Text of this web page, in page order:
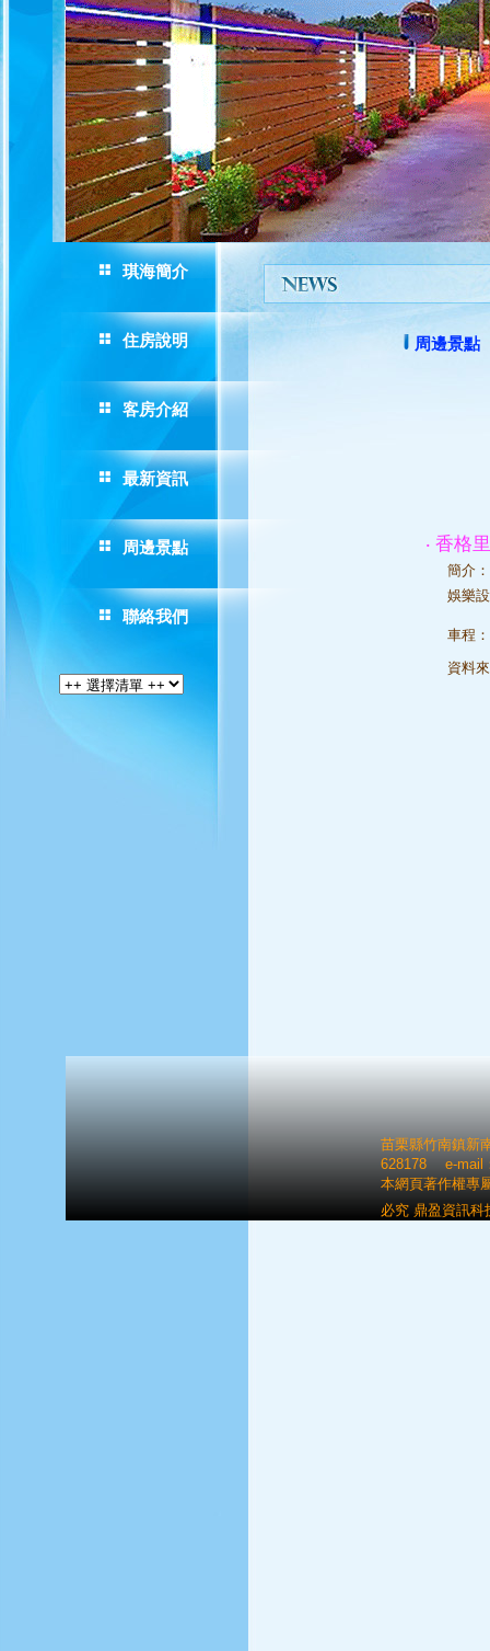
琪海簡介
住房說明
客房介紹
最新資訊
周邊景點
聯絡我們
周邊景點
‧ 香格
簡介
娛樂
車程
資料
苗栗縣竹南鎮新
628178 e-mail
本網頁著作權專
必究 鼎盈資訊